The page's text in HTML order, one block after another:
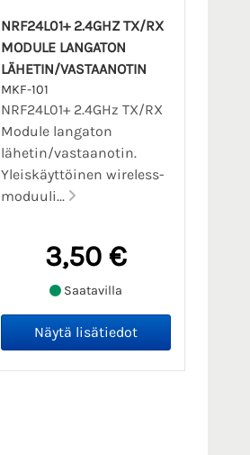
NRF24L01+ 2.4GHZ TX/RX
MODULE LANGATON
LÄHETIN/VASTAANOTIN
MKF-101
NRF24L01+ 2.4GHz TX/RX
Module langaton
lähetin/vastaanotin.
Yleiskäyttöinen wireless-
moduuli...
3,50 €
Saatavilla